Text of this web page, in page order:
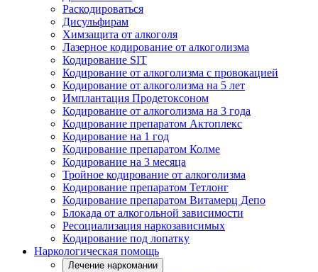
Раскодироваться
Дисульфирам
Химзащита от алкоголя
Лазерное кодирование от алкоголизма
Кодирование SIT
Кодирование от алкоголизма с провокацией
Кодирование от алкоголизма на 5 лет
Имплантация Продетоксоном
Кодирование от алкоголизма на 3 года
Кодирование препаратом Актоплекс
Кодирование на 1 год
Кодирование препаратом Колме
Кодирование на 3 месяца
Тройное кодирование от алкоголизма
Кодирование препаратом Тетлонг
Кодирование препаратом Витамерц Депо
Блокада от алкогольной зависимости
Ресоциализация наркозависимых
Кодирование под лопатку
Наркологическая помощь
Лечение наркомании